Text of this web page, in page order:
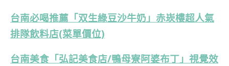
台南必喝推薦「双生綠豆沙牛奶」赤崁樓超人氣
排隊飲料店(菜單價位)
台南美食「弘記美食店/鴨母寮阿婆布丁」視覺效